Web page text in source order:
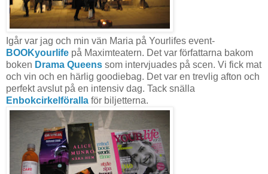
Igår var jag och min vän Maria på Yourlifes event-
BOOKyourlife på Maximteatern. Det var författarna bakom
boken Drama Queens som intervjuades på scen. Vi fick mat
och vin och en härlig goodiebag. Det var en trevlig afton och
perfekt avslut på en intensiv dag. Tack snälla
Enbokcirkelföralla för biljetterna.